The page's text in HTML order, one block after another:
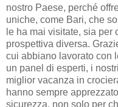
nostro Paese, perché
uniche, come Bari, che
le ha mai visitate, sia per
prospettiva diversa.
cui abbiano lavorato con
un panel di esperti, i
miglior vacanza in
hanno sempre
sicurezza, non solo per